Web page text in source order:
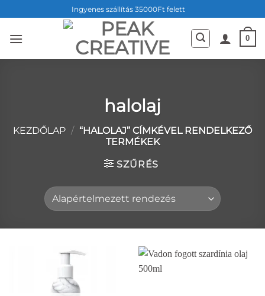
to
content
Ingyenes szállítás 35000Ft felett
0
halolaj
KEZDŐLAP / “HALOLAJ” CÍMKÉVEL RENDELKEZŐ
TERMÉKEK
SZŰRÉS